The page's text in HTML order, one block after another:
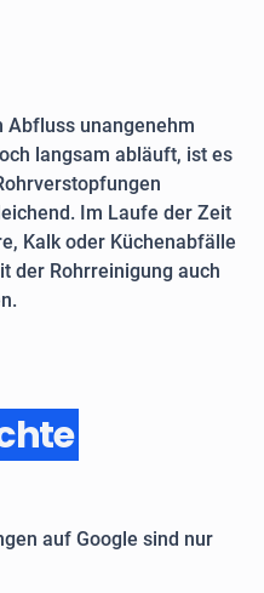
Abfluss unangenehm
langsam abläuft, ist es
Im Laufe der Zeit
Kalk oder Küchenabfälle
der Rohrreinigung auch
auf Google sind nur